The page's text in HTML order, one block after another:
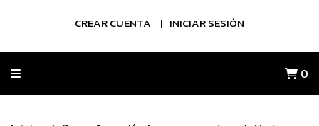
CREAR CUENTA INICIAR SESIÓN
0